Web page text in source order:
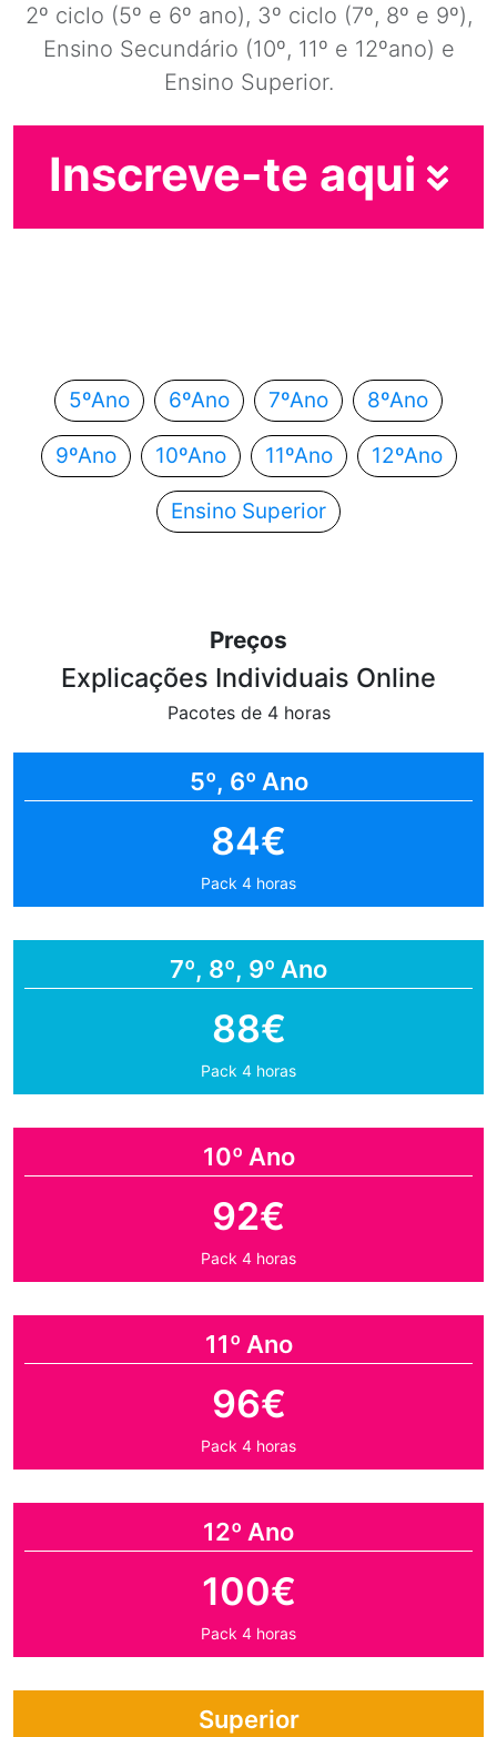
2º ciclo (5º e 6º ano), 3º ciclo (7º, 8º e 9º),
Ensino Secundário (10º, 11º e 12ºano) e
Ensino Superior.
Inscreve-te aqui
5ºAno 6ºAno 7ºAno 8ºAno
9ºAno 10ºAno 11ºAno 12ºAno
Ensino Superior
Preços
Explicações Individuais Online
Pacotes de 4 horas
5º, 6º Ano
84€
Pack 4 horas
7º, 8º, 9º Ano
88€
Pack 4 horas
10º Ano
92€
Pack 4 horas
11º Ano
96€
Pack 4 horas
12º Ano
100€
Pack 4 horas
Superior